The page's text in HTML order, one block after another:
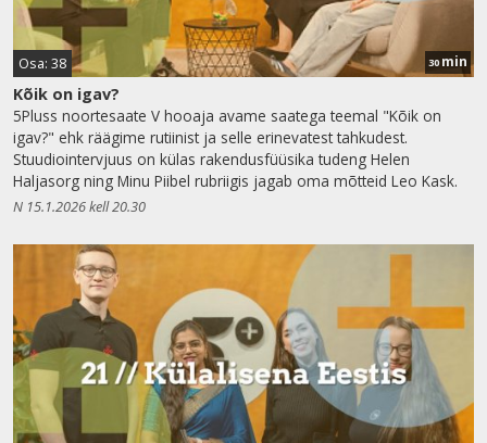
Osa: 38 30 min
Kõik on igav?
5Pluss noortesaate V hooaja avame saatega teemal "Kõik on
igav?" ehk räägime rutiinist ja selle erinevatest tahkudest.
Stuudiointervjuus on külas rakendusfüüsika tudeng Helen
Haljasorg ning Minu Piibel rubriigis jagab oma mõtteid Leo Kask.
N 15.1.2026 kell 20.30